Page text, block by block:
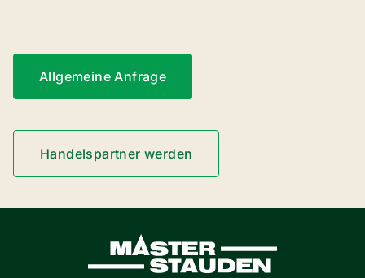
Allgemeine Anfrage
Handelspartner werden
Master-Stauden